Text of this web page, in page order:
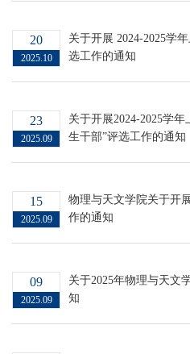
20
2025.10
关于开展 2024-2025学
选工作的通知
23
2025.09
关于开展2024-2025学
生干部”评选工作的通知
15
2025.09
物理与天文学院关于开
作的通知
09
2025.09
关于2025年物理与天文
知